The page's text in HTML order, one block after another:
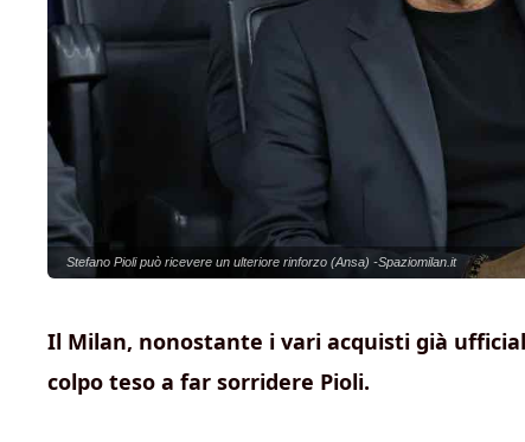
Stefano Pioli può ricevere un ulteriore rinforzo (Ansa) -Spaziomilan.it
Il Milan, nonostante i vari acquisti già
colpo teso a far sorridere Pioli.